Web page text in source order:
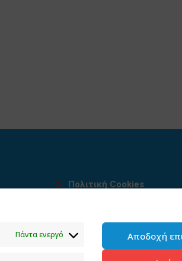
Πάντα ενεργό Αποδοχή
Πολιτική Cookies
Πολιτική προστασίας
προσωπικών δεδομένων
παρόντος ιστότοπου